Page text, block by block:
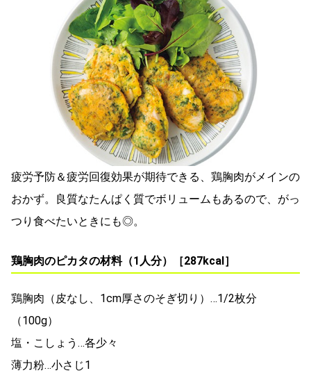
疲労予防＆疲労回復効果が期待できる、鶏胸肉がメインの
おかず。良質なたんぱく質でボリュームもあるので、がっ
つり食べたいときにも◎。
鶏胸肉のピカタの材料（1人分）［287kcal］
鶏胸肉（皮なし、1cm厚さのそぎ切り）…1/2枚分
（100g）
塩・こしょう…各少々
薄力粉…小さじ1